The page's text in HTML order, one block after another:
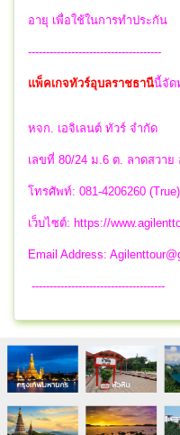
อายุ เพื่อใช้ในการทำประกัน
-------------------------------------
แพ็คเกจทัวร์อุบลราชธานีนี้จัด
หจก. เอจิเลนต์ ทัวร์ จำกัด
เลขที่ 80/24 ม.6 ต. ลาดสวา
โทรศัพท์: 081-4206260
เว็บไซต์: https://
Email Address:
-------------------------------------